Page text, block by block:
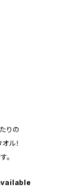
りの
ル！
。